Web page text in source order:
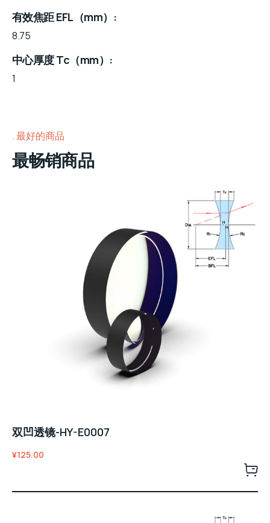
有效焦距 EFL（mm）
8.75
中心厚度 Tc（mm）
1
最好的商品
最畅销商品
双凹透镜-HY-E0007
¥125.00